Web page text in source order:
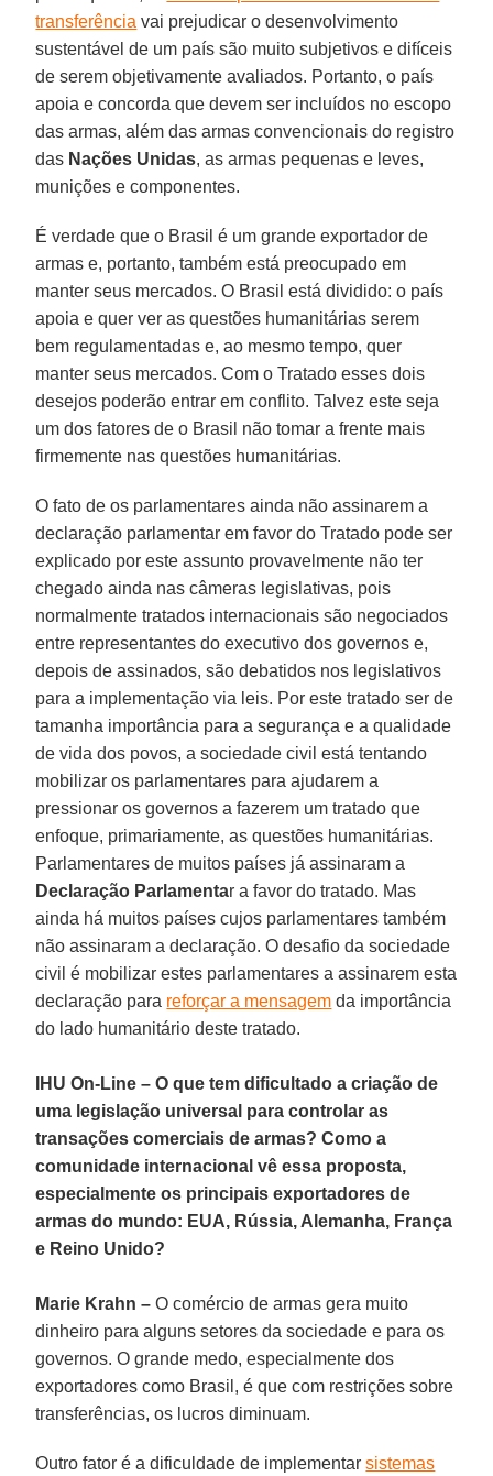
transferência vai prejudicar o desenvolvimento
sustentável de um país são muito subjetivos e difíceis
de serem objetivamente avaliados. Portanto, o país
apoia e concorda que devem ser incluídos no escopo
das armas, além das armas convencionais do registro
das Nações Unidas, as armas pequenas e leves,
munições e componentes.
É verdade que o Brasil é um grande exportador de
armas e, portanto, também está preocupado em
manter seus mercados. O Brasil está dividido: o país
apoia e quer ver as questões humanitárias serem
bem regulamentadas e, ao mesmo tempo, quer
manter seus mercados. Com o Tratado esses dois
desejos poderão entrar em conflito. Talvez este seja
um dos fatores de o Brasil não tomar a frente mais
firmemente nas questões humanitárias.
O fato de os parlamentares ainda não assinarem a
declaração parlamentar em favor do Tratado pode ser
explicado por este assunto provavelmente não ter
chegado ainda nas câmeras legislativas, pois
normalmente tratados internacionais são negociados
entre representantes do executivo dos governos e,
depois de assinados, são debatidos nos legislativos
para a implementação via leis. Por este tratado ser de
tamanha importância para a segurança e a qualidade
de vida dos povos, a sociedade civil está tentando
mobilizar os parlamentares para ajudarem a
pressionar os governos a fazerem um tratado que
enfoque, primariamente, as questões humanitárias.
Parlamentares de muitos países já assinaram a
Declaração Parlamentar a favor do tratado. Mas
ainda há muitos países cujos parlamentares também
não assinaram a declaração. O desafio da sociedade
civil é mobilizar estes parlamentares a assinarem esta
declaração para reforçar a mensagem da importância
do lado humanitário deste tratado.
IHU On-Line– O que tem dificultado a criação de
uma legislação universal para controlar as
transações comerciais de armas? Como a
comunidade internacional vê essa proposta,
especialmente os principais exportadores de
armas do mundo: EUA, Rússia, Alemanha, França
e Reino Unido?
Marie Krahn– O comércio de armas gera muito
dinheiro para alguns setores da sociedade e para os
governos. O grande medo, especialmente dos
exportadores como Brasil, é que com restrições sobre
transferências, os lucros diminuam.
Outro fator é a dificuldade de implementarsistemas